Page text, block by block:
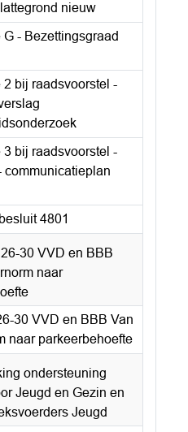
nieuw
G - Bezettingsgraad
2 bij raadsvoorstel -
3 bij raadsvoorstel -
communicatieplan
4801
30 VVD en BBB
naar
30 VVD en BBB Van
naar parkeerbehoefte
ondersteuning
Jeugd en Gezin en
Jeugd